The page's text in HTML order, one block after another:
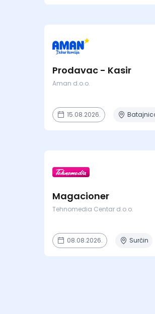
Prodavac - Kasir
Aman d.o.o.
15.08.2026.
Magacioner
Tehnomedia Centar d.o.o.
08.08.2026. Surčin